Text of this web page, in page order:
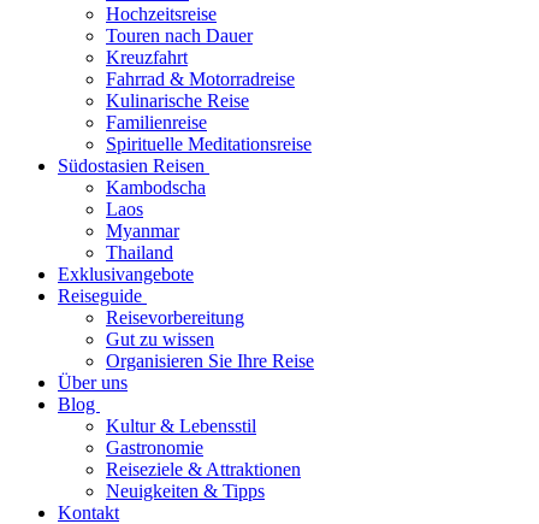
Hochzeitsreise
Touren nach Dauer
Kreuzfahrt
Fahrrad & Motorradreise
Kulinarische Reise
Familienreise
Spirituelle Meditationsreise
Südostasien Reisen
Kambodscha
Laos
Myanmar
Thailand
Exklusivangebote
Reiseguide
Reisevorbereitung
Gut zu wissen
Organisieren Sie Ihre Reise
Über uns
Blog
Kultur & Lebensstil
Gastronomie
Reiseziele & Attraktionen
Neuigkeiten & Tipps
Kontakt